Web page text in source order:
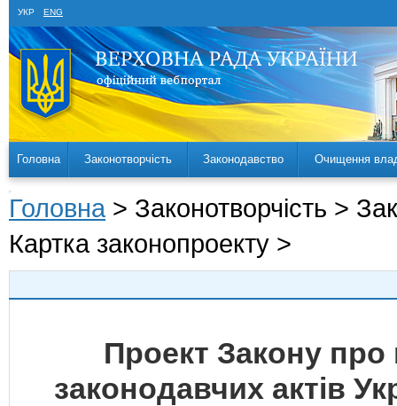
УКР ENG
Головна Законотворчість Законодавство Очищення
Головна > Законотворчість >
Картка законопроекту >
Проект Закону про
законодавчих актів